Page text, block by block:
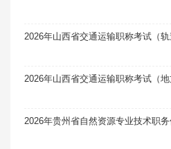
2026年山西省交通运输职称考试（
2026年山西省交通运输职称考试（